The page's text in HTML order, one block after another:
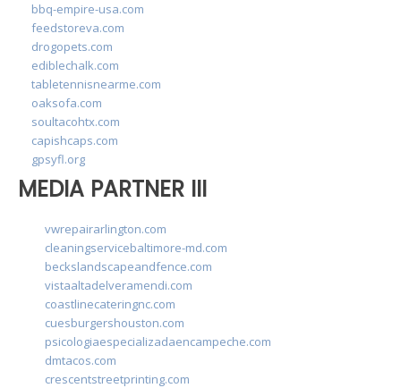
bbq-empire-usa.com
feedstoreva.com
drogopets.com
ediblechalk.com
tabletennisnearme.com
oaksofa.com
soultacohtx.com
capishcaps.com
gpsyfl.org
MEDIA PARTNER III
vwrepairarlington.com
cleaningservicebaltimore-md.com
beckslandscapeandfence.com
vistaaltadelveramendi.com
coastlinecateringnc.com
cuesburgershouston.com
psicologiaespecializadaencampeche.com
dmtacos.com
crescentstreetprinting.com